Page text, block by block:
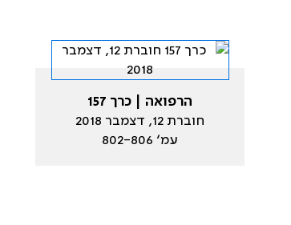
הרפואה | כרך 157
חוברת 12, דצמבר 2018
עמ׳ 802-806